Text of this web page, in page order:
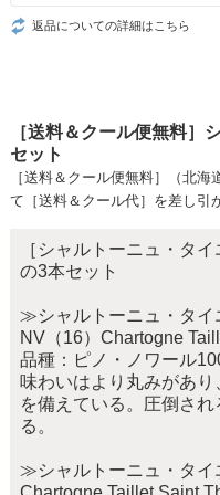
返品についての詳細はこちら
［送料＆クール便無料］
セット
［送料＆クール便無料］（北
て［送料＆クール代］を差し引
［シャルトーニュ・タ
の3本セット
≫シャルトーニュ・タ
NV（16）Chartogne
品種：ピノ・ノワール
味わいはより丸みがあ
を備えている。圧倒さ
る。
≫シャルトーニュ・タイ